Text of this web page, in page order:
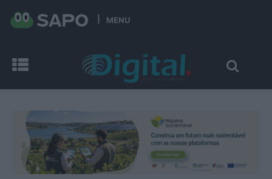
MENU